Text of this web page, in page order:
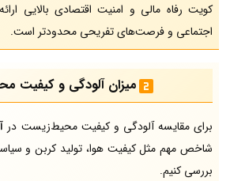
کویت رفاه مالی و امنیت اقتصادی بالایی
اجتماعی و فرصت‌های تفریحی محدودتر است.
میزان آلودگی و کیفیت
برای مقایسه آلودگی و کیفیت محیط‌زیست در
شاخص مهم مثل کیفیت هوا، تولید کربن و
بررسی کنیم.